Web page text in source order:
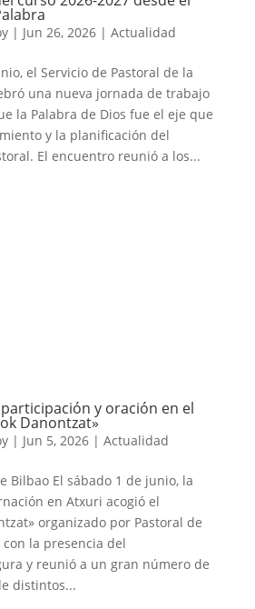
| Jun 26, 2026| Actualidad
el Servicio de Pastoral de la
una nueva jornada de trabajo
la Palabra de Dios fue el eje que
y la planificación del
El encuentro reunió a los...
y oración en el
Danontzat»
| Jun 5, 2026| Actualidad
Bilbao El sábado 1 de junio, la
en Atxuri acogió el
organizado por Pastoral de
con la presencia del
y reunió a un gran número de
distintos...